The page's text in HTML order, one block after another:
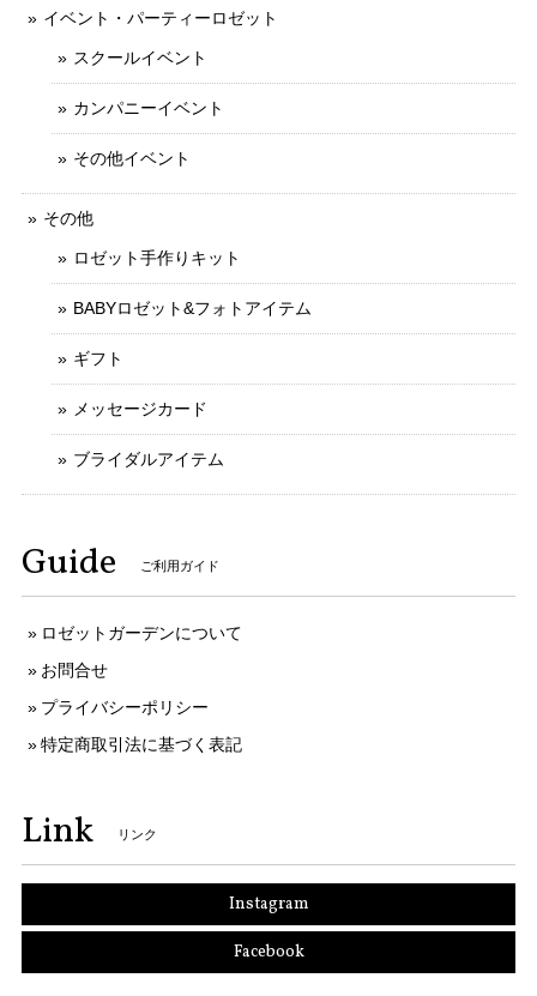
イベント・パーティーロゼット
スクールイベント
カンパニーイベント
その他イベント
その他
ロゼット手作りキット
BABYロゼット&フォトアイテム
ギフト
メッセージカード
ブライダルアイテム
Guide ご利用ガイド
ロゼットガーデンについて
お問合せ
プライバシーポリシー
特定商取引法に基づく表記
Link リンク
Instagram
Facebook